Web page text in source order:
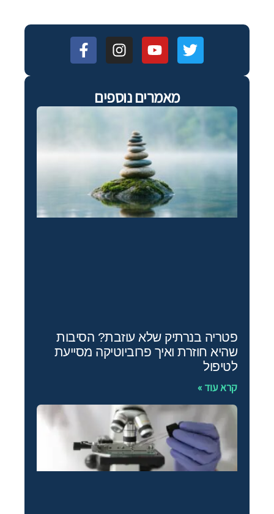
מאמרים נוספים
פטריה בנרתיק שלא עוזבת? הסיבות
שהיא חוזרת ואיך פרוביוטיקה מסייעת
לטיפול
קרא עוד »